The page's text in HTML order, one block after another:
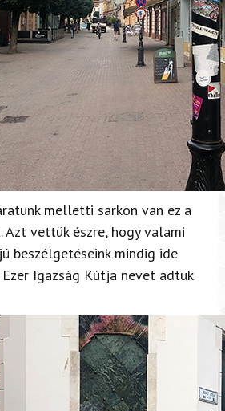
melletti sarkon van ez a
Azt vettük észre, hogy valami
beszélgetéseink mindig ide
Igazság Kútja nevet adtuk